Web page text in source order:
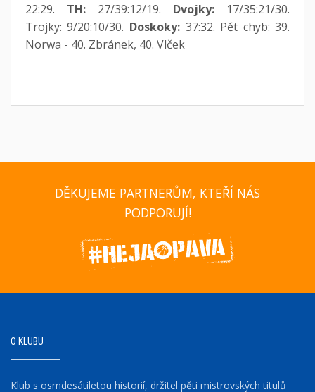
22:29. TH: 27/39:12/19. Dvojky: 17/35:21/30.
Trojky: 9/20:10/30. Doskoky: 37:32. Pět chyb: 39.
Norwa - 40. Zbránek, 40. Vlček
DĚKUJEME PARTNERŮM, KTEŘÍ NÁS
PODPORUJÍ!
O KLUBU
Klub s osmdesátiletou historií, držitel pěti mistrovských titulů